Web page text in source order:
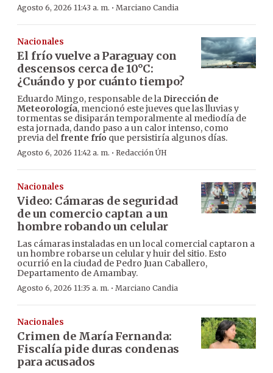
Agosto 6, 2026 11:43 a. m. · Marciano Candia
Nacionales
El frío vuelve a Paraguay con
descensos cerca de 10°C:
¿Cuándo y por cuánto tiempo?
Eduardo Mingo, responsable de la Dirección de
Meteorología, mencionó este jueves que las lluvias y
tormentas se disiparán temporalmente al mediodía de
esta jornada, dando paso a un calor intenso, como
previa delfrente frío que persistiría algunos días.
Agosto 6, 2026 11:42 a. m. · Redacción ÚH
Nacionales
Video: Cámaras de seguridad
de un comercio captan a un
hombre robando un celular
Las cámaras instaladas en un local comercial captaron a
un hombre robarse un celular y huir del sitio. Esto
ocurrió en la ciudad de Pedro Juan Caballero,
Departamento de Amambay.
Agosto 6, 2026 11:35 a. m. · Marciano Candia
Nacionales
Crimen de María Fernanda:
Fiscalía pide duras condenas
para acusados